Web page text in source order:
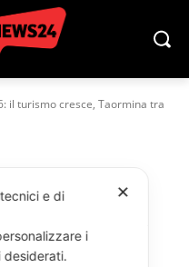
il turismo cresce, Taormina tra
il
tra
top
✕
e di
i
desiderati.